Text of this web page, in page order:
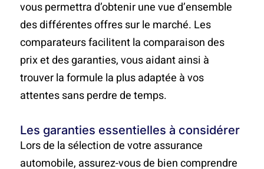
vous permettra d’obtenir une vue d’ensemble
des différentes offres sur le marché. Les
comparateurs facilitent la comparaison des
prix et des garanties, vous aidant ainsi à
trouver la formule la plus adaptée à vos
attentes sans perdre de temps.
Les garanties essentielles à considérer
Lors de la sélection de votre assurance
automobile, assurez-vous de bien comprendre